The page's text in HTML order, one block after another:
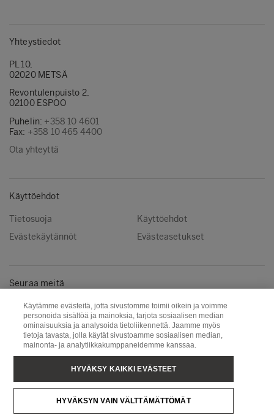
Yhteystiedot
PL 10,
02020 METSÄ
Revontulenpuisto 2,
02100 ESPOO
Puhelin: +358 10 4601
Fax: +358 10 465 4400
Ota yhteyttä
Käyttöehdot
Tietosuoja
Käyttöehdot
Evästekäytännöt
Evästeasetukset
Seuraa meitä
Facebook
Instagram
Linkedin
Youtube
Metsä Fibre
Metsä Forest
Metsä Board
Metsä Tissue
Metsä Spring
Käytämme evästeitä, jotta sivustomme toimii oikein ja voimme
personoida sisältöä ja mainoksia, tarjota sosiaalisen median
ominaisuuksia ja analysoida tietoliikennettä. Jaamme myös
tietoja tavasta, jolla käytät sivustoamme sosiaalisen median,
mainonta- ja analytiikkakumppaneidemme kanssaa.
HYVÄKSYN VAIN VÄLTTÄMÄTTÖMÄT
HYVÄKSY KAIKKI EVÄSTEET